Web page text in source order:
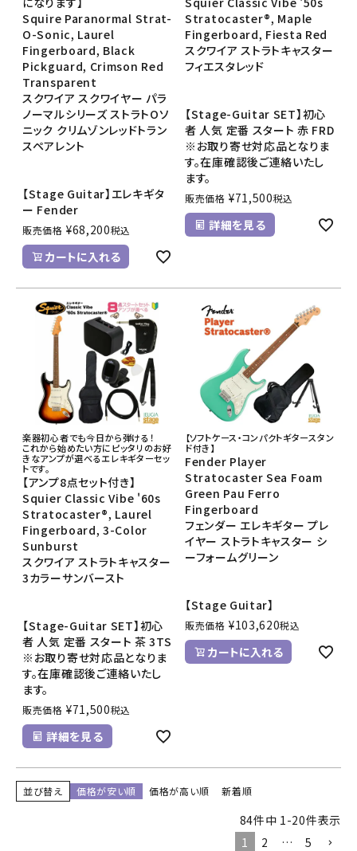
Squire Paranormal Strat-
O-Sonic, Laurel
Fingerboard, Black
Pickguard, Crimson Red
Transparent
スクワイア スクワイヤー パラ
ノーマルシリーズ ストラトOソ
ニック クリムゾンレッドトラン
スペアレント
【Stage Guitar】エレキギタ
ー Fender
販売価格 ¥68,200税込
カートに入れる
Stratocaster®, Maple
Fingerboard, Fiesta Red
スクワイア ストラトキャスター
フィエスタレッド
【Stage-Guitar SET】初心
者 人気 定番 スタート 赤 FRD
※お取り寄せ対応品となりま
す。在庫確認後ご連絡いたし
ます。
販売価格 ¥71,500税込
詳細を見る
楽器初心者でも今日から弾ける！
これから始めたい方にピッタリのお好
きなアンプが選べるエレキギターセッ
トです。
【アンプ8点セット付き】
Squier Classic Vibe '60s
Stratocaster®, Laurel
Fingerboard, 3-Color
Sunburst
スクワイア ストラトキャスター
3カラーサンバースト
【Stage-Guitar SET】初心
者 人気 定番 スタート 茶 3TS
※お取り寄せ対応品となりま
す。在庫確認後ご連絡いたし
ます。
販売価格 ¥71,500税込
詳細を見る
【ソフトケース・コンパクトギタースタン
ド付き】
Fender Player
Stratocaster Sea Foam
Green Pau Ferro
Fingerboard
フェンダー エレキギター プレ
イヤー ストラトキャスター シ
ーフォームグリーン
【Stage Guitar】
販売価格 ¥103,620税込
カートに入れる
並び替え 価格が安い順 価格が高い順 新着順
84件中 1 -20件表示
1
2 … 5